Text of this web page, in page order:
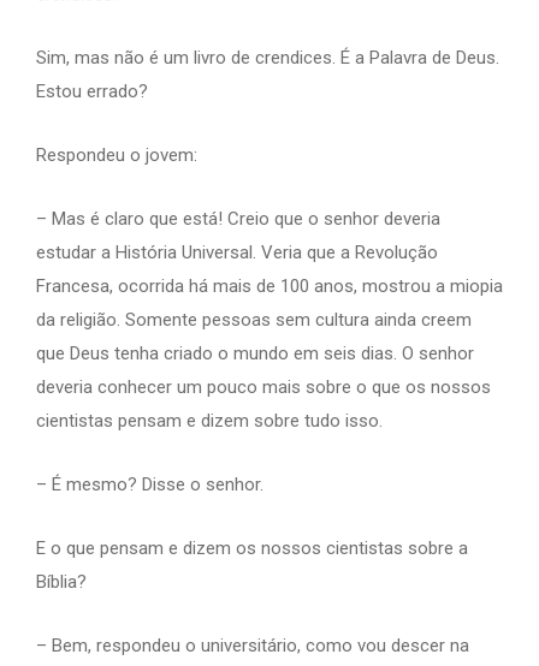
Sim, mas não é um livro de crendices. É a Palavra de Deus.
Estou errado?
Respondeu o jovem:
– Mas é claro que está! Creio que o senhor deveria
estudar a História Universal. Veria que a Revolução
Francesa, ocorrida há mais de 100 anos, mostrou a miopia
da religião. Somente pessoas sem cultura ainda creem
que Deus tenha criado o mundo em seis dias. O senhor
deveria conhecer um pouco mais sobre o que os nossos
cientistas pensam e dizem sobre tudo isso.
– É mesmo? Disse o senhor.
E o que pensam e dizem os nossos cientistas sobre a
Bíblia?
– Bem, respondeu o universitário, como vou descer na